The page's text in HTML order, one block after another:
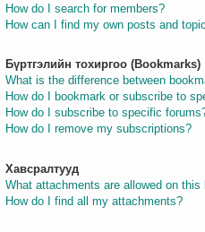
How do I search for members?
How can I find my own posts and
Бүртгэлийн тохиргоо (Bookmarks)
What is the difference between
How do I bookmark or subscribe to
How do I subscribe to specific
How do I remove my subscriptions?
Хавсралтууд
What attachments are allowed on this
How do I find all my attachments?